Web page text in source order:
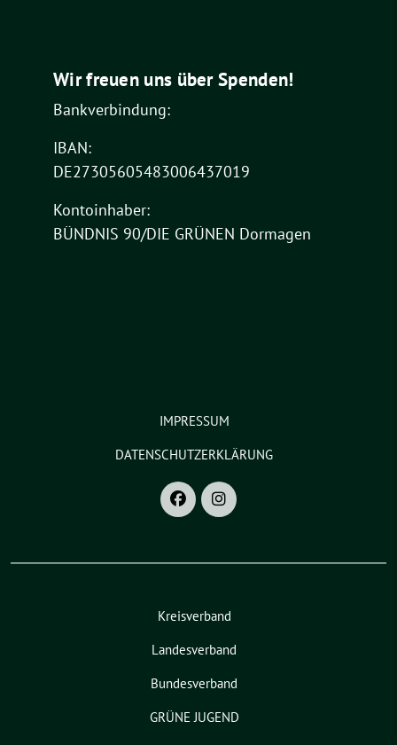
Wir freuen uns über Spenden!
Bankverbindung:
IBAN:
DE27305605483006437019
Kontoinhaber:
BÜNDNIS 90/DIE GRÜNEN Dormagen
IMPRESSUM
DATENSCHUTZERKLÄRUNG
Kreisverband
Landesverband
Bundesverband
GRÜNE JUGEND